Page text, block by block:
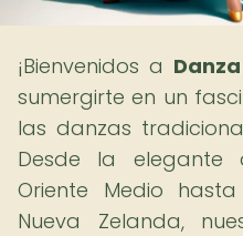
¡Bienvenidos a
sumergirte en un
las danzas
Desde la elegante
Oriente Medio
Nueva Zelanda,